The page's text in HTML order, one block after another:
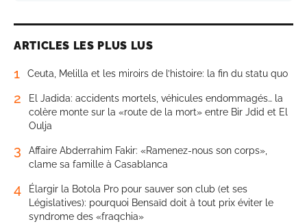
ARTICLES LES PLUS LUS
1 Ceuta, Melilla et les miroirs de l’histoire: la fin du statu quo
2
El Jadida: accidents mortels, véhicules endommagés… la
colère monte sur la «route de la mort» entre Bir Jdid et El
Oulja
3
Affaire Abderrahim Fakir: «Ramenez-nous son corps»,
clame sa famille à Casablanca
4
Élargir la Botola Pro pour sauver son club (et ses
Législatives): pourquoi Bensaïd doit à tout prix éviter le
syndrome des «fraqchia»